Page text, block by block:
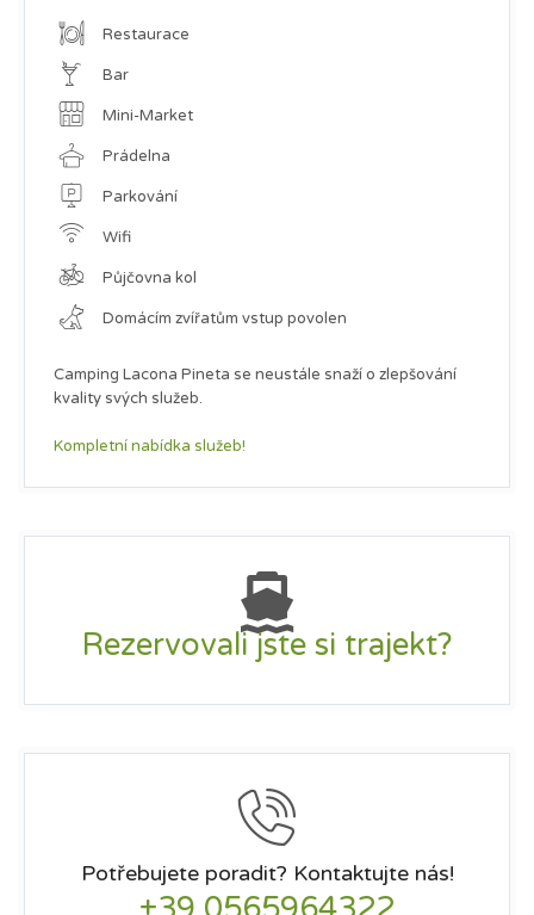
Restaurace
Bar
Mini-Market
Prádelna
Parkování
Wifi
Půjčovna kol
Domácím zvířatům vstup povolen
Camping Lacona Pineta se neustále snaží o zlepšování
kvality svých služeb.
Kompletní nabídka služeb!
Rezervovali jste si trajekt?
Potřebujete poradit? Kontaktujte nás!